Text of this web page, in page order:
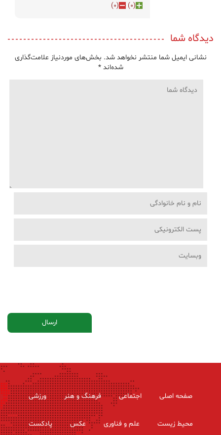
(
0
)
(
0
)
دیدگاه شما
نشانی ایمیل شما منتشر نخواهد شد. بخش‌های موردنیاز علامت‌گذاری
شده‌اند*
صفحه اصلی اجتماعی فرهنگ و هنر ورزشی
محیط زیست علم و فناوری عکس پادکست